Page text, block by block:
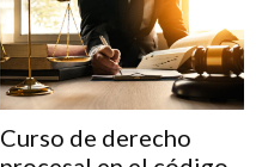
Curso de derecho